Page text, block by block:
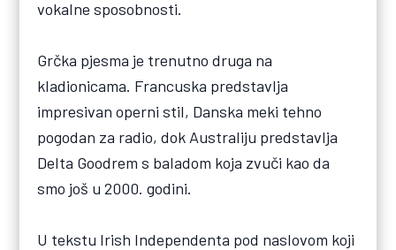
vokalne sposobnosti.
Grčka pjesma je trenutno druga na
kladionicama. Francuska predstavlja
impresivan operni stil, Danska meki tehno
pogodan za radio, dok Australiju predstavlja
Delta Goodrem s baladom koja zvuči kao da
smo još u 2000. godini.
U tekstu Irish Independenta pod naslovom koji